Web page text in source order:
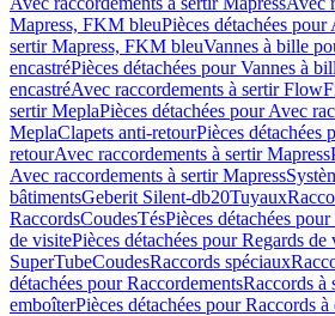
Mapress, FKM bleuPièces détachées
sertir Mapress, FKM bleuVannes à bille
encastréPièces détachées pour Vannes à
encastréAvec raccordements à sertir
sertir MeplaPièces détachées pour Avec
MeplaClapets anti-retourPièces détachées
retourAvec raccordements à sertir Mapress
Avec raccordements à sertir Mapress
bâtimentsGeberit Silent-db20Tuyaux
RaccordsCoudesTésPièces détachées pour
de visitePièces détachées pour Regards de
SuperTubeCoudesRaccords spéciaux
détachées pour RaccordementsRaccords à
emboîterPièces détachées pour Raccords